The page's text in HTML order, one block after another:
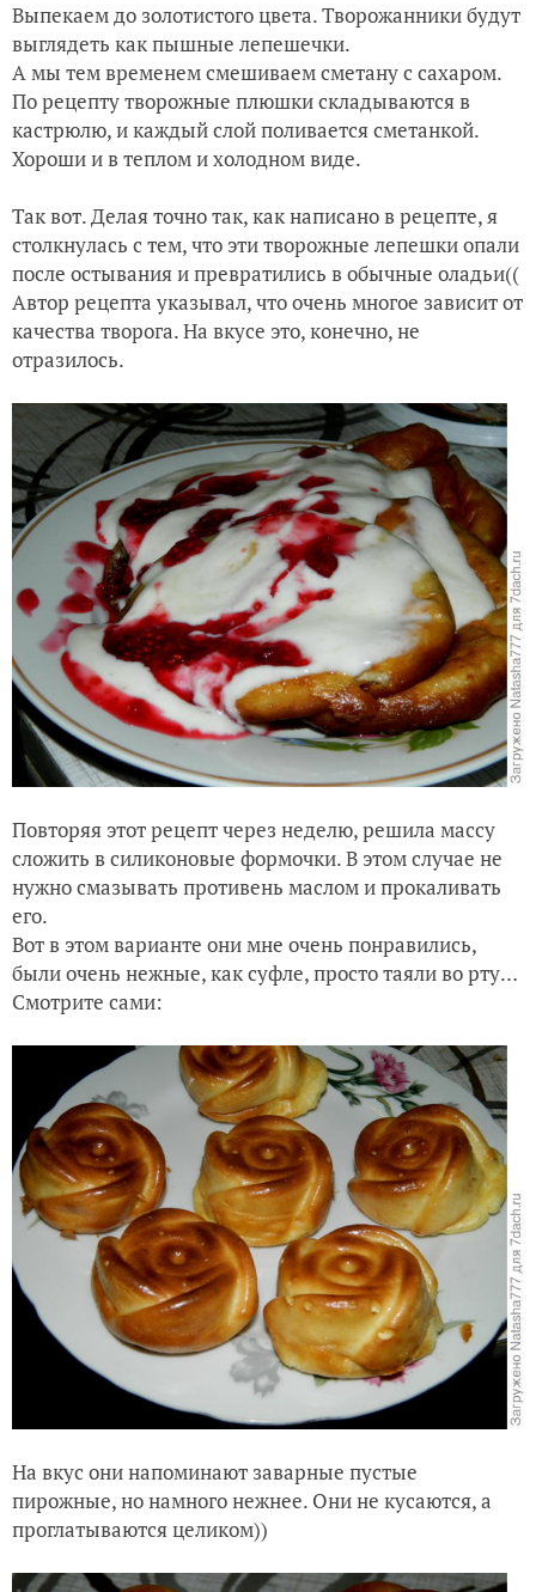
Выпекаем до золотистого цвета. Творожанники будут
выглядеть как пышные лепешечки.
А мы тем временем смешиваем сметану с сахаром.
По рецепту творожные плюшки складываются в
кастрюлю, и каждый слой поливается сметанкой.
Хороши и в теплом и холодном виде.
Так вот. Делая точно так, как написано в рецепте, я
столкнулась с тем, что эти творожные лепешки опали
после остывания и превратились в обычные оладьи((
Автор рецепта указывал, что очень многое зависит от
качества творога. На вкусе это, конечно, не
отразилось.
Повторяя этот рецепт через неделю, решила массу
сложить в силиконовые формочки. В этом случае не
нужно смазывать противень маслом и прокаливать
его.
Вот в этом варианте они мне очень понравились,
были очень нежные, как суфле, просто таяли во рту…
Смотрите сами:
На вкус они напоминают заварные пустые
пирожные, но намного нежнее. Они не кусаются, а
проглатываются целиком))